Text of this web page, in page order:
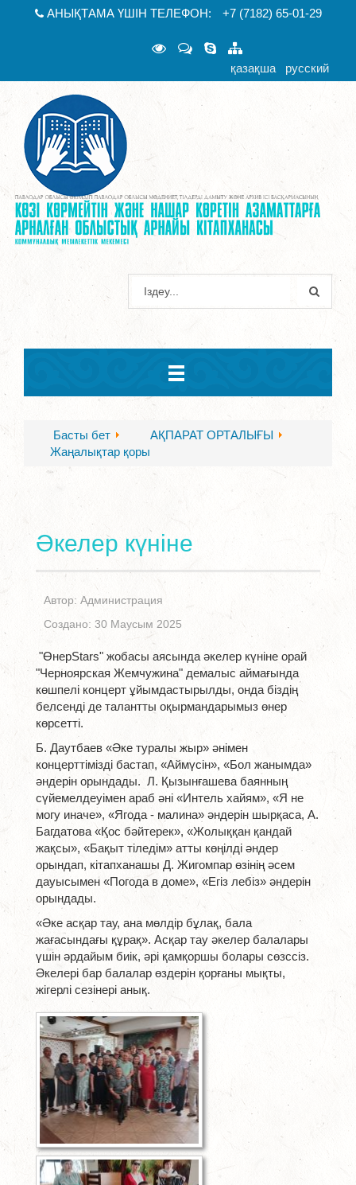
АНЫҚТАМА ҮШІН ТЕЛЕФОН: +7 (7182) 65-01-29
қазақша русский
Басты бет
АҚПАРАТ ОРТАЛЫҒЫ
Жаңалықтар қоры
Әкелер күніне
Автор: Администрация
Создано: 30 Маусым 2025
"ӨнерStars" жобасы аясында әкелер күніне орай
"Черноярская Жемчужина" демалыс аймағында
көшпелі концерт ұйымдастырылды, онда біздің
белсенді де талантты оқырмандарымыз өнер
көрсетті.
Б. Даутбаев «Әке туралы жыр» әнімен
концерттімізді бастап, «Аймүсін», «Бол жанымда»
әндерін орындады. Л. Қызынғашева баянның
сүйемелдеуімен араб әні «Интель хайям», «Я не
могу иначе», «Ягода - малина» әндерін шырқаса, А.
Багдатова «Қос бәйтерек», «Жолыққан қандай
жақсы», «Бақыт тіледім» атты көңілді әндер
орындап, кітапханашы Д. Жигомпар өзінің әсем
дауысымен «Погода в доме», «Егіз лебіз» әндерін
орындады.
«Әке асқар тау, ана мөлдір бұлақ, бала
жағасындағы құрақ». Асқар тау әкелер балалары
үшін әрдайым биік, әрі қамқоршы болары сөзссіз.
Әкелері бар балалар өздерін қорғаны мықты,
жігерлі сезінері анық.